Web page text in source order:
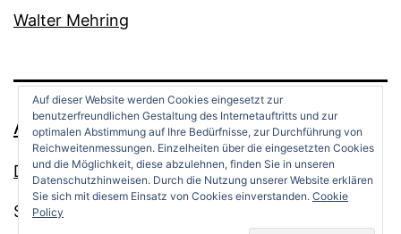
Walter Mehring
ANDREAS OPPERMANN
Datenschutz
Stolz präsentiert von
Auf dieser Website werden Cookies eingesetzt zur
benutzerfreundlichen Gestaltung des Internetauftritts und zur
optimalen Abstimmung auf Ihre Bedürfnisse, zur Durchführung von
Reichweitenmessungen. Einzelheiten über die eingesetzten Cookies
und die Möglichkeit, diese abzulehnen, finden Sie in unseren
Datenschutzhinweisen. Durch die Nutzung unserer Website erklären
Sie sich mit diesem Einsatz von Cookies einverstanden. Cookie
Policy